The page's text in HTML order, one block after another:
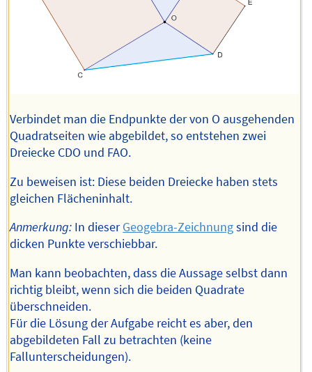
Verbindet man die Endpunkte der von O ausgehenden
Quadratseiten wie abgebildet, so entstehen zwei
Dreiecke CDO und FAO.
Zu beweisen ist: Diese beiden Dreiecke haben stets
gleichen Flächeninhalt.
Anmerkung: In dieserGeogebra-Zeichnungsind die
dicken Punkte verschiebbar.
Man kann beobachten, dass die Aussage selbst dann
richtig bleibt, wenn sich die beiden Quadrate
überschneiden.
Für die Lösung der Aufgabe reicht es aber, den
abgebildeten Fall zu betrachten (keine
Fallunterscheidungen).